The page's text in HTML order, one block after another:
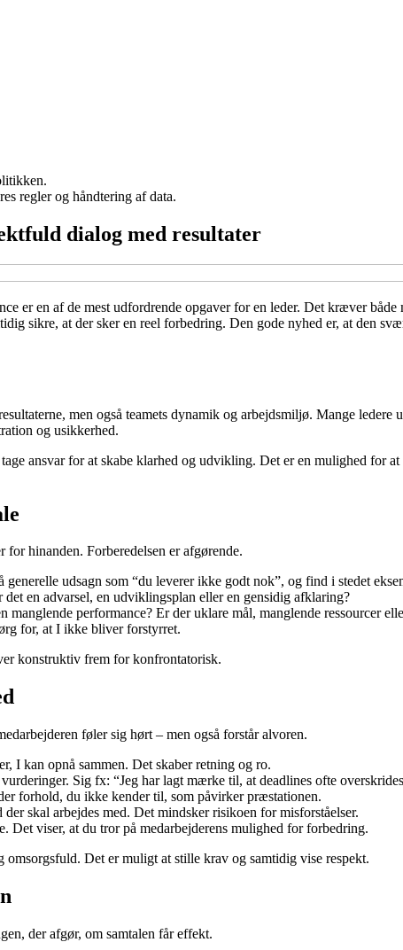
regler og håndtering af data.
dialog med resultater
er en af de mest udfordrende opgaver for en leder. Det kræver
sikre, at der sker en reel forbedring. Den gode nyhed er, at den
men også teamets dynamik og arbejdsmiljø. Mange ledere
og usikkerhed.
ansvar for at skabe klarhed og udvikling. Det er en mulighed for
hinanden. Forberedelsen er afgørende.
udsagn som “du leverer ikke godt nok”, og find i stedet
en advarsel, en udviklingsplan eller en gensidig afklaring?
manglende performance? Er der uklare mål, manglende ressourcer
for, at I ikke bliver forstyrret.
konstruktiv frem for konfrontatorisk.
føler sig hørt – men også forstår alvoren.
I kan opnå sammen. Det skaber retning og ro.
Sig fx: “Jeg har lagt mærke til, at deadlines ofte
forhold, du ikke kender til, som påvirker præstationen.
skal arbejdes med. Det mindsker risikoen for misforståelser.
Det viser, at du tror på medarbejderens mulighed for forbedring.
Det er muligt at stille krav og samtidig vise respekt.
der afgør, om samtalen får effekt.